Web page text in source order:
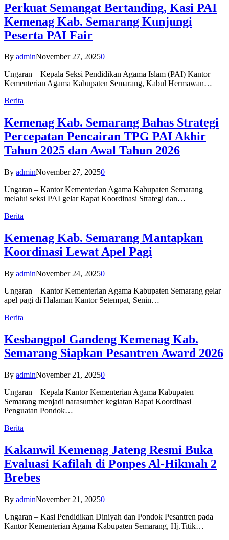
Perkuat Semangat Bertanding, Kasi PAI
Kemenag Kab. Semarang Kunjungi
Peserta PAI Fair
By adminNovember 27, 20250
Ungaran – Kepala Seksi Pendidikan Agama Islam (PAI) Kantor
Kementerian Agama Kabupaten Semarang, Kabul Hermawan…
Berita
Kemenag Kab. Semarang Bahas Strategi
Percepatan Pencairan TPG PAI Akhir
Tahun 2025 dan Awal Tahun 2026
By adminNovember 27, 20250
Ungaran – Kantor Kementerian Agama Kabupaten Semarang
melalui seksi PAI gelar Rapat Koordinasi Strategi dan…
Berita
Kemenag Kab. Semarang Mantapkan
Koordinasi Lewat Apel Pagi
By adminNovember 24, 20250
Ungaran – Kantor Kementerian Agama Kabupaten Semarang gelar
apel pagi di Halaman Kantor Setempat, Senin…
Berita
Kesbangpol Gandeng Kemenag Kab.
Semarang Siapkan Pesantren Award 2026
By adminNovember 21, 20250
Ungaran – Kepala Kantor Kementerian Agama Kabupaten
Semarang menjadi narasumber kegiatan Rapat Koordinasi
Penguatan Pondok…
Berita
Kakanwil Kemenag Jateng Resmi Buka
Evaluasi Kafilah di Ponpes Al-Hikmah 2
Brebes
By adminNovember 21, 20250
Ungaran – Kasi Pendidikan Diniyah dan Pondok Pesantren pada
Kantor Kementerian Agama Kabupaten Semarang, Hj.Titik…